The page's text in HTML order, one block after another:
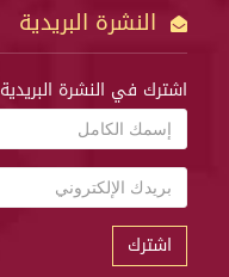
النشرة البريدية
اشترك في النشرة البريدية
اشترك